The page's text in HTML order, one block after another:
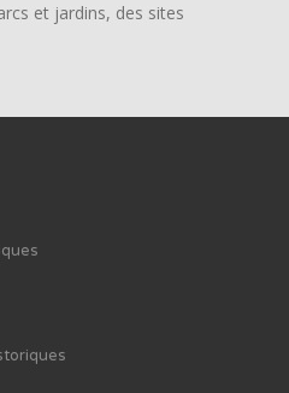
et jardins, des sites